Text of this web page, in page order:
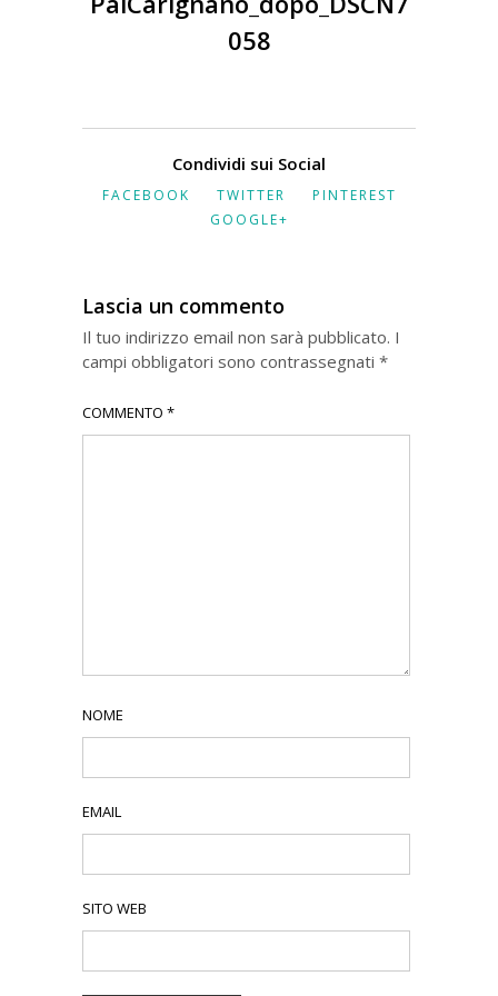
058
Condividi sui Social
FACEBOOK TWITTER
PINTEREST
GOOGLE+
Lascia un commento
Il tuo indirizzo email non sarà pubblicato. I
campi obbligatori sono contrassegnati *
COMMENTO *
NOME
EMAIL
SITO WEB